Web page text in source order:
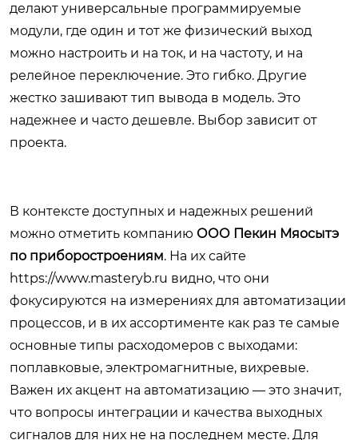
делают универсальные программируемые
модули, где один и тот же физический выход
можно настроить и на ток, и на частоту, и на
релейное переключение. Это гибко. Другие
жестко зашивают тип вывода в модель. Это
надежнее и часто дешевле. Выбор зависит от
проекта.
В контексте доступных и надежных решений
можно отметить компанию ООО Пекин Мяосытэ
по приборостроениям. На их сайте
https://www.masteryb.ru видно, что они
фокусируются на измерениях для автоматизации
процессов, и в их ассортименте как раз те самые
основные типы расходомеров с выходами:
поплавковые, электромагнитные, вихревые.
Важен их акцент на автоматизацию — это значит,
что вопросы интеграции и качества выходных
сигналов для них не на последнем месте. Для